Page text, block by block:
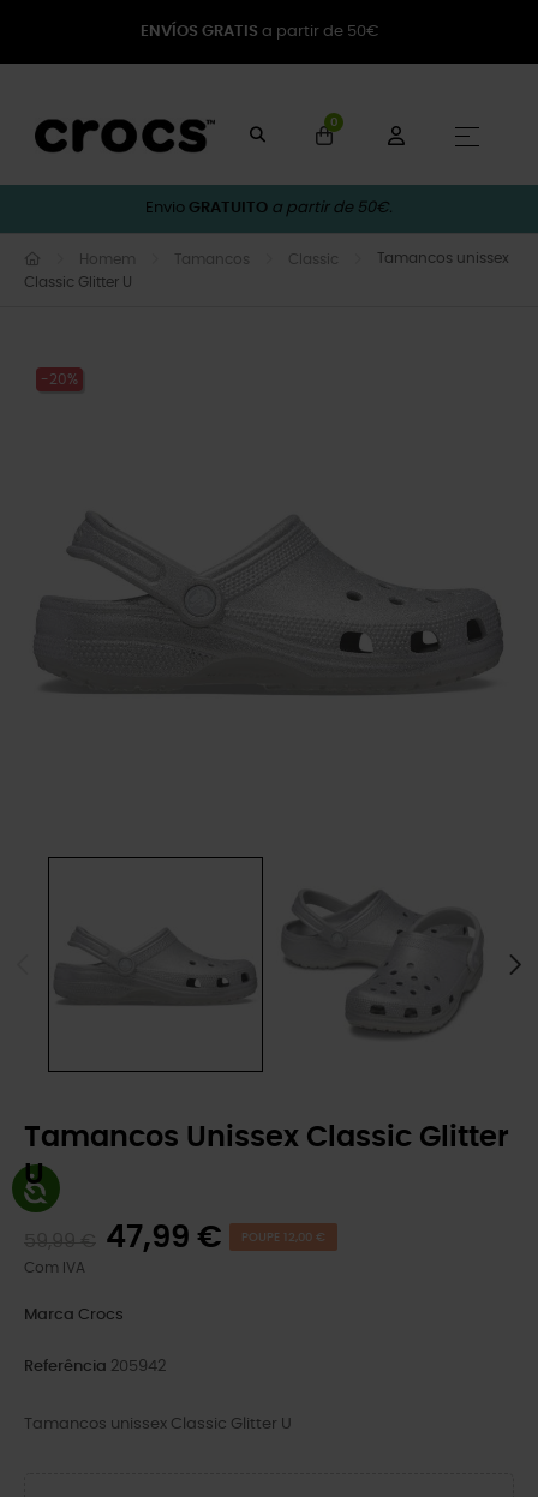
ENVÍOS GRATIS a partir de 50€
0
☰
Envio GRATUITO a partir de 50€.
Homem Tamancos Classic
Tamancos unissex
Classic Glitter U
-20%
Tamancos Unissex Classic Glitter
U
47,99 € POUPE 12,00 €
Com IVA
Marca Crocs
Referência 205942
Tamancos unissex Classic Glitter U